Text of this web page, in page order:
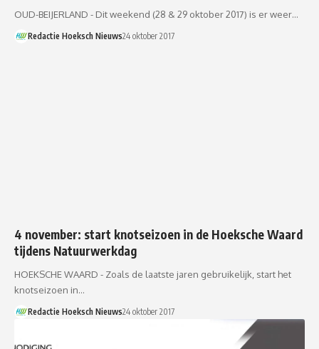
OUD-BEIJERLAND - Dit weekend (28 & 29 oktober 2017) is er weer…
Redactie Hoeksch Nieuws24 oktober 2017
4 november: start knotseizoen in de Hoeksche Waard
tijdens Natuurwerkdag
HOEKSCHE WAARD - Zoals de laatste jaren gebruikelijk, start het
knotseizoen in…
Redactie Hoeksch Nieuws24 oktober 2017